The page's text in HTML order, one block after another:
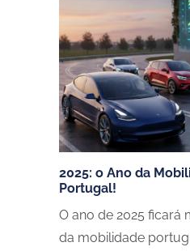
2025: o Ano da
Portugal!
O ano de 2025 ficará
da mobilidade